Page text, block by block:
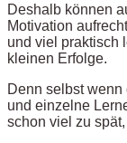
Deshalb können
Motivation
und viel praktisch
kleinen Erfolge.
Denn selbst
und einzelne
schon viel zu